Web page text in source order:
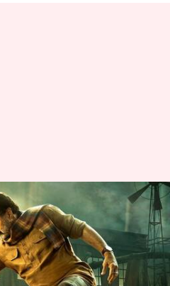
పండగలాంటి
టీజర్
2023 12:40 pm